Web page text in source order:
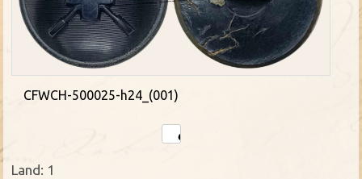
CFWCH-500025-h24_(001)
Land: 1